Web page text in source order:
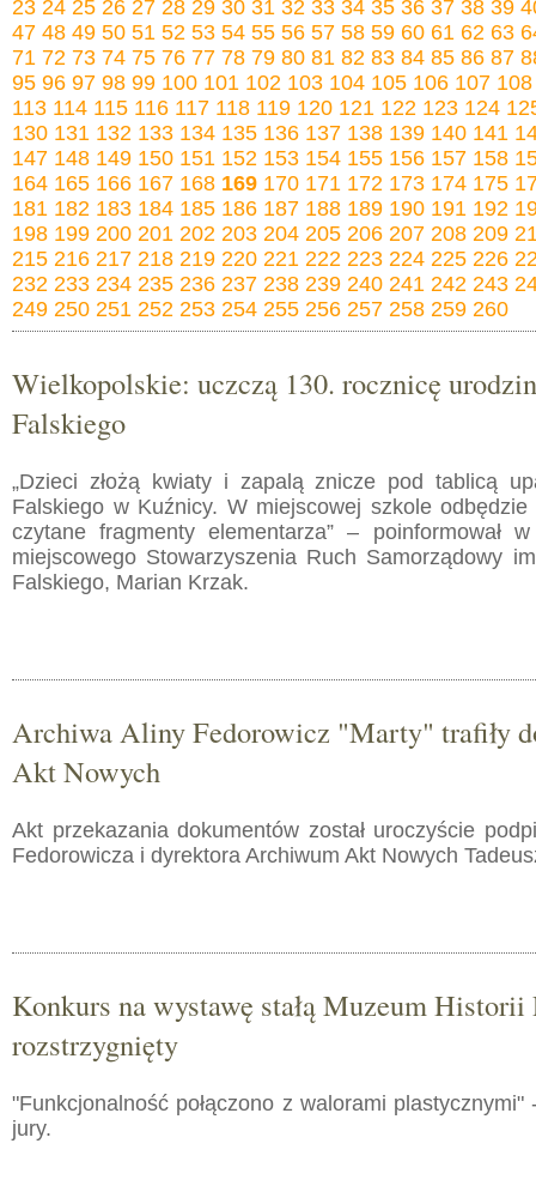
23 24 25 26 27 28 29 30 31 32 33 34 35 36 37 38 39
47 48 49 50 51 52 53 54 55 56 57 58 59 60 61 62 63
71 72 73 74 75 76 77 78 79 80 81 82 83 84 85 86 87
95 96 97 98 99 100 101 102 103 104 105 106 107 108
113 114 115 116 117 118 119 120 121 122 123 124
130 131 132 133 134 135 136 137 138 139 140 141
147 148 149 150 151 152 153 154 155 156 157 158
164 165 166 167 168 169 170 171 172 173 174 175
181 182 183 184 185 186 187 188 189 190 191 192
198 199 200 201 202 203 204 205 206 207 208 209
215 216 217 218 219 220 221 222 223 224 225 226
232 233 234 235 236 237 238 239 240 241 242 243
249 250 251 252 253 254 255 256 257 258 259 260
Wielkopolskie: uczczą 130. rocznicę
Falskiego
„Dzieci złożą kwiaty i zapalą znicze pod tablicą
Falskiego w Kuźnicy. W miejscowej szkole
czytane fragmenty elementarza” – poinformował
miejscowego Stowarzyszenia Ruch Samorządowy
Falskiego, Marian Krzak.
Archiwa Aliny Fedorowicz "Marty" trafiły
Akt Nowych
Akt przekazania dokumentów został uroczyście
Fedorowicza i dyrektora Archiwum Akt Nowych
Konkurs na wystawę stałą Muzeum
rozstrzygnięty
"Funkcjonalność połączono z walorami plastycznymi"
jury.